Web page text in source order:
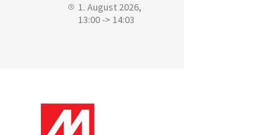
1. August 2026,
13:00 -> 14:03